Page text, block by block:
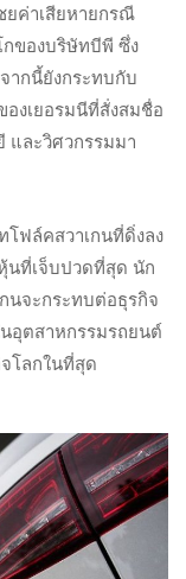
ยค่าเสียหายกรณี
กของบริษัทบีพี ซึ่ง
ากนี้ยังกระทบกับ
งเยอรมนีที่สั่งสมชื่อ
และวิศวกรรมมา
โฟล์คสวาเกนที่ดิ่งลง
นที่เจ็บปวดที่สุด นัก
นจะกระทบต่อธุรกิจ
อุตสาหกรรมรถยนต์
โลกในที่สุด